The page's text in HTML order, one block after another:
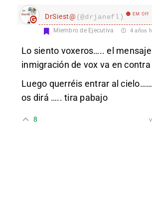
DrSiest@ (@drjanefl) EM Off
Miembro de Ejecutiva 4 años
Lo siento voxeros….. el
inmigración de vox va en
Luego querréis entrar al
os dirá ….. tira pabajo
8